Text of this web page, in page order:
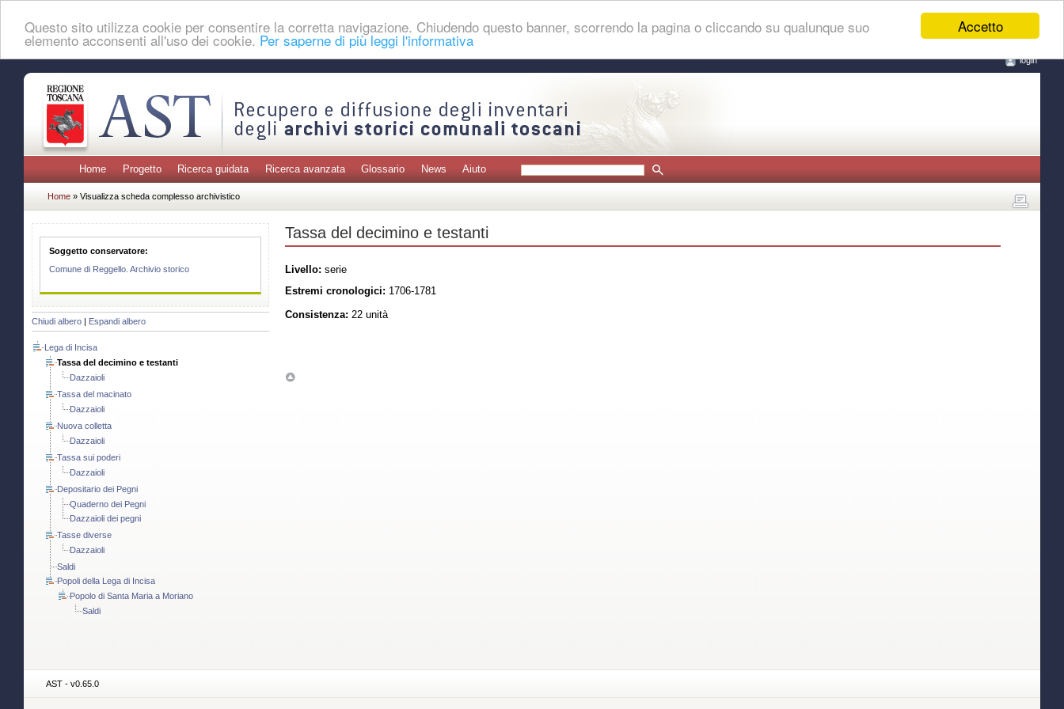
Accetto
Questo sito utilizza cookie per consentire la corretta navigazione. Chiudendo questo banner, scorrendo la pagina o cliccando su qualunque suo
elemento acconsenti all'uso dei cookie. Per saperne di più leggi l'informativa
login
Home Progetto Ricerca guidata Ricerca avanzata Glossario News Aiuto
Home » Visualizza scheda complesso archivistico
Soggetto conservatore:
Comune di Reggello. Archivio storico
Chiudi albero Espandi albero
Lega di Incisa
Tassa del decimino e testanti
Dazzaioli
Tassa del macinato
Dazzaioli
Nuova colletta
Dazzaioli
Tassa sui poderi
Dazzaioli
Depositario dei Pegni
Quaderno dei Pegni
Dazzaioli dei pegni
Tasse diverse
Dazzaioli
Saldi
Popoli della Lega di Incisa
Popolo di Santa Maria a Moriano
Saldi
Tassa del decimino e testanti
Livello: serie
Estremi cronologici: 1706-1781
Consistenza: 22 unità
AST - v0.65.0